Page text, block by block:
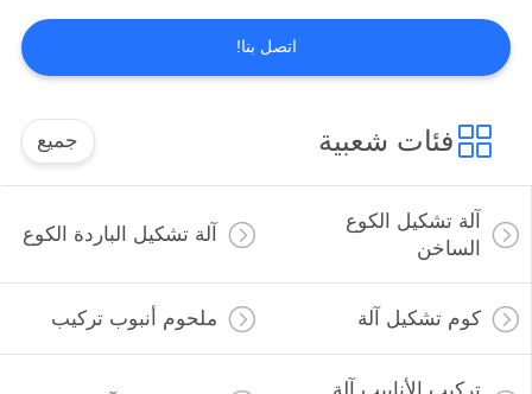
اتصل بنا!
فئات شعبية جميع
آلة تشكيل الكوع
الساخن
آلة تشكيل الباردة الكوع
كوم تشكيل آلة ملحوم أنبوب تركيب